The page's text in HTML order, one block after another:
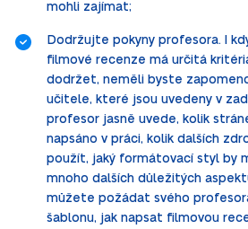
mohli zajímat;
Dodržujte pokyny profesora. I
filmové recenze má určitá
dodržet, neměli byste
učitele, které jsou uvedeny v
profesor jasně uvede, kolik
napsáno v práci, kolik dalších
použít, jaký formátovací styl by
mnoho dalších důležitých
můžete požádat svého
šablonu, jak napsat filmovou